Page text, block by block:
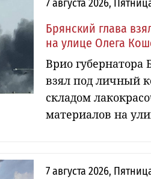
7 августа 2026,
Брянский глава
на улице Олега
Врио губернатора
взял под личный
складом
материалов на
7 августа 2026,